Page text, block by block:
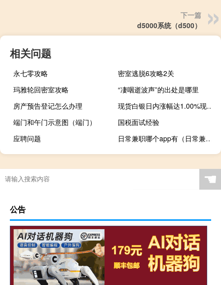
下一篇
d5000系统（d500）
相关问题
永七零攻略
密室逃脱6攻略2关
玛雅轮回密室攻略
“凄咽逝波声”的出处是哪里
房产预告登记怎么办理
现货白银日内涨幅达1.00%现报23.65美元/盎司
端门和午门示意图（端门）
国税面试经验
应聘问题
日常兼职哪个app有（日常兼职）
☚
公告